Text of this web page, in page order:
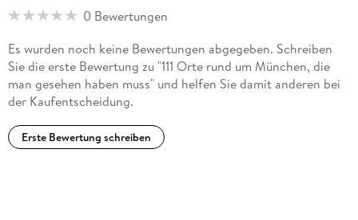
0 Bewertungen
Es wurden noch keine Bewertungen abgegeben. Schreiben
Sie die erste Bewertung zu "111 Orte rund um München, die
man gesehen haben muss" und helfen Sie damit anderen bei
der Kaufentscheidung.
Erste Bewertung schreiben